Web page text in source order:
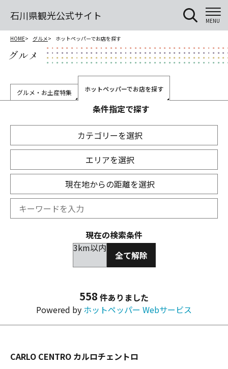
石川県観光公式サイト MENU
HOME グルメ ホットペッパーでお店を探す
グルメ
グルメ・お土産特集 ホットペッパーでお店を探す
条件指定で探す
カテゴリーを選択
エリアを選択
現在地からの距離を選択
現在の検索条件
3km以内
全て解除
558 件ありました
Powered by ホットペッパー Webサービス
CARLO CENTRO カルロチェントロ